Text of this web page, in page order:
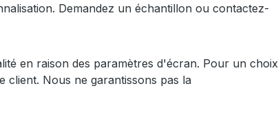
Demandez un échantillon ou contactez-
en raison des paramètres d'écran. Pour un choix
client. Nous ne garantissons pas la